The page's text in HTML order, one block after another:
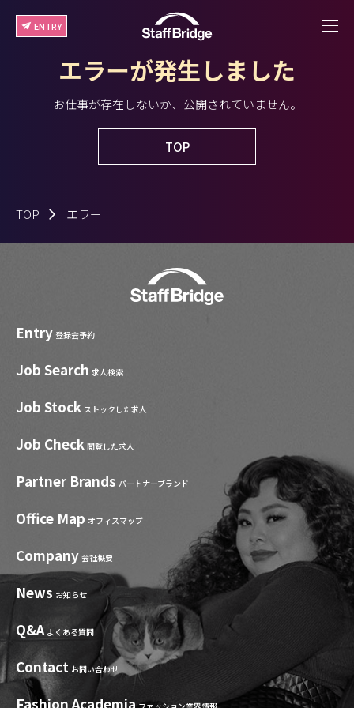
ENTRY
エラーが発生しました
お仕事が存在しないか、公開されていません。
TOP
TOP エラー
Entry 登録会予約
Job Search 求人検索
Job Stock ストックした求人
Job Check 閲覧した求人
Partner Brands パートナーブランド
Office Map オフィスマップ
Company 会社概要
News お知らせ
Q&A よくある質問
Contact お問い合わせ
Fashion Academia